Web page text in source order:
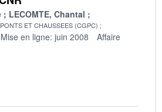
LECOMTE, Chantal
ET CHAUSSEES (CGPC)
Mise en ligne: juin 2008
Affaire